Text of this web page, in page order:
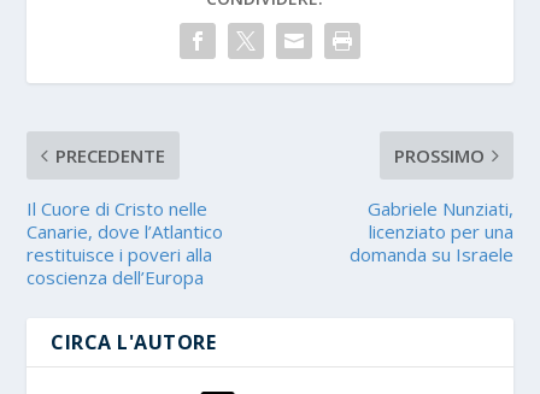
PRECEDENTE
Il Cuore di Cristo nelle
Canarie, dove l’Atlantico
restituisce i poveri alla
coscienza dell’Europa
PROSSIMO
Gabriele Nunziati,
licenziato per una
domanda su Israele
CIRCA L'AUTORE